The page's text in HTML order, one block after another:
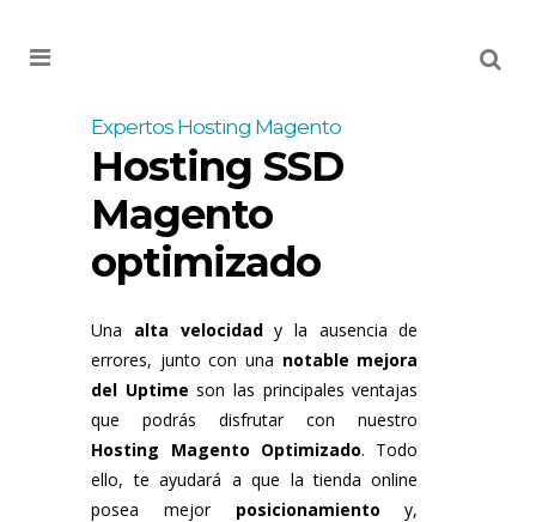
Expertos Hosting Magento
Hosting SSD
Magento
optimizado
Una alta velocidady la ausencia de
errores, junto con una notable mejora
del Uptime son las principales ventajas
que podrás disfrutar con nuestro
Hosting Magento Optimizado. Todo
ello, te ayudará a que la tienda online
posea mejor posicionamiento y,